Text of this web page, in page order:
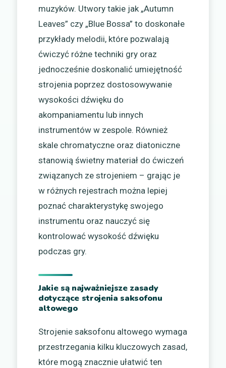
muzyków. Utwory takie jak „Autumn
Leaves” czy „Blue Bossa” to doskonałe
przykłady melodii, które pozwalają
ćwiczyć różne techniki gry oraz
jednocześnie doskonalić umiejętność
strojenia poprzez dostosowywanie
wysokości dźwięku do
akompaniamentu lub innych
instrumentów w zespole. Również
skale chromatyczne oraz diatoniczne
stanowią świetny materiał do ćwiczeń
związanych ze strojeniem – grając je
w różnych rejestrach można lepiej
poznać charakterystykę swojego
instrumentu oraz nauczyć się
kontrolować wysokość dźwięku
podczas gry.
Jakie są najważniejsze zasady
dotyczące strojenia saksofonu
altowego
Strojenie saksofonu altowego wymaga
przestrzegania kilku kluczowych zasad,
które mogą znacznie ułatwić ten